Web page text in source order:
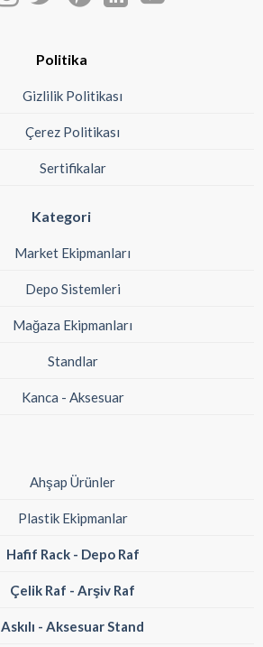
Politika
Gizlilik Politikası
Çerez Politikası
Sertifikalar
Kategori
Market Ekipmanları
Depo Sistemleri
Mağaza Ekipmanları
Standlar
Kanca - Aksesuar
Ahşap Ürünler
Plastik Ekipmanlar
Hafif Rack - Depo Raf
Çelik Raf - Arşiv Raf
Askılı - Aksesuar Stand